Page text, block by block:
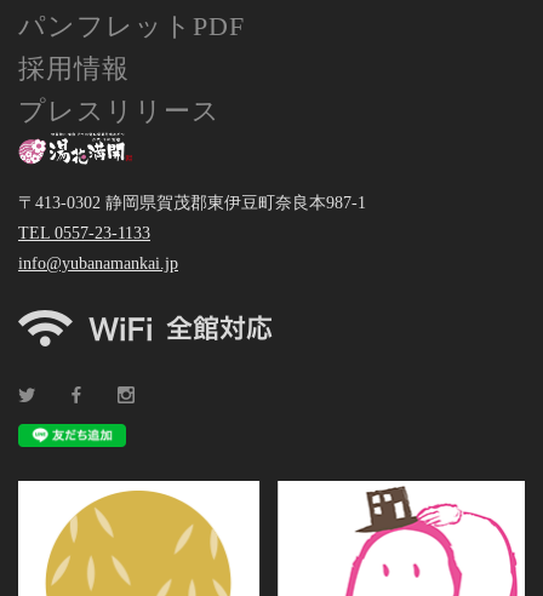
パンフレットPDF
採用情報
プレスリリース
〒413-0302 静岡県賀茂郡東伊豆町奈良本987-1
TEL 0557-23-1133
info@yubanamankai.jp